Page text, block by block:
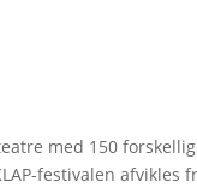
med 150
festivalen afvikles